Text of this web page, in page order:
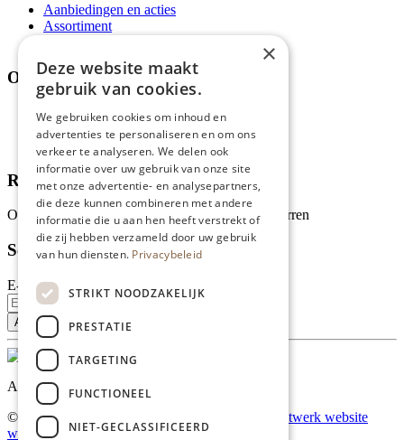
Aanbiedingen en acties
Assortiment
Over ons
Wie zijn wij?
Recepten
Tips
Recensies
Onze klanten waarderen ons met 4.9 van de 5 sterren
Schrijf je in voor onze nieuwsbrief
E-mailadres
Al onze prijzen zijn incl. BTW
© Copyright 2026 Limburgs Bakwinkeltje |
Maatwerk website
webmix
×
Deze website maakt
gebruik van cookies.
We gebruiken cookies om inhoud en
advertenties te personaliseren en om ons
verkeer te analyseren. We delen ook
informatie over uw gebruik van onze site
met onze advertentie- en analysepartners,
die deze kunnen combineren met andere
informatie die u aan hen heeft verstrekt of
die zij hebben verzameld door uw gebruik
van hun diensten. Privacybeleid
STRIKT NOODZAKELIJK
PRESTATIE
TARGETING
FUNCTIONEEL
NIET-GECLASSIFICEERD